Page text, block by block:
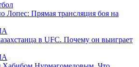
Лопес: Прямая трансляция боя на
в UFC. Почему он выиграет